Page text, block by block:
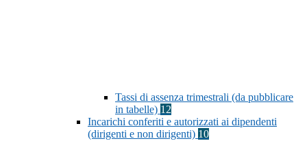
Tassi di assenza trimestrali (da pubblicare
in tabelle) 12
Incarichi conferiti e autorizzati ai dipendenti
(dirigenti e non dirigenti) 10